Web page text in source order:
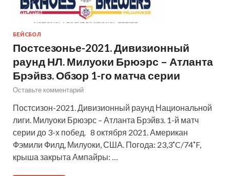
БЕЙСБОЛ
Постсезонье-2021. Дивизионный
раунд НЛ. Милуоки Брюэрс – Атланта
Брэйвз. Обзор 1-го матча серии
Оставьте комментарий
Постсизон-2021. Дивизионный раунд Национальной
лиги. Милуоки Брюэрс – Атланта Брэйвз. 1-й матч
серии до 3-х побед. 8 октября 2021. Американ
Фэмили Филд, Милуоки, США. Погода: 23,3˚C/74˚F,
крыша закрыта Ампайры: …